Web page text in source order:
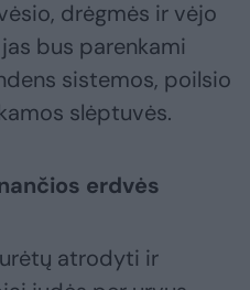
drėgmės ir vėjo
bus parenkami
sistemos, poilsio
slėptuvės.
erdvės
atrodyti ir